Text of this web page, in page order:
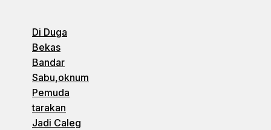
Di Duga
Bekas
Bandar
Sabu,oknum
Pemuda
tarakan
Jadi Caleg